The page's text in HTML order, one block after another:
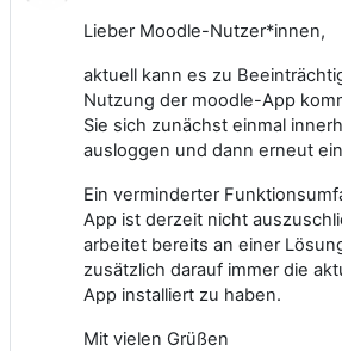
Lieber Moodle-Nutzer*innen,
aktuell kann es zu
Nutzung der moodle-App
Sie sich zunächst einmal
ausloggen und dann erneut
Ein verminderter
App ist derzeit nicht
arbeitet bereits an einer
zusätzlich darauf immer die
App installiert zu haben.
Mit vielen Grüßen